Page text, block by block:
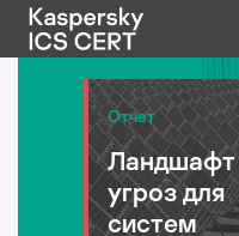
Публикации
Услуги
Уязвимости
Отчет
Ландшафт
угроз для
систем